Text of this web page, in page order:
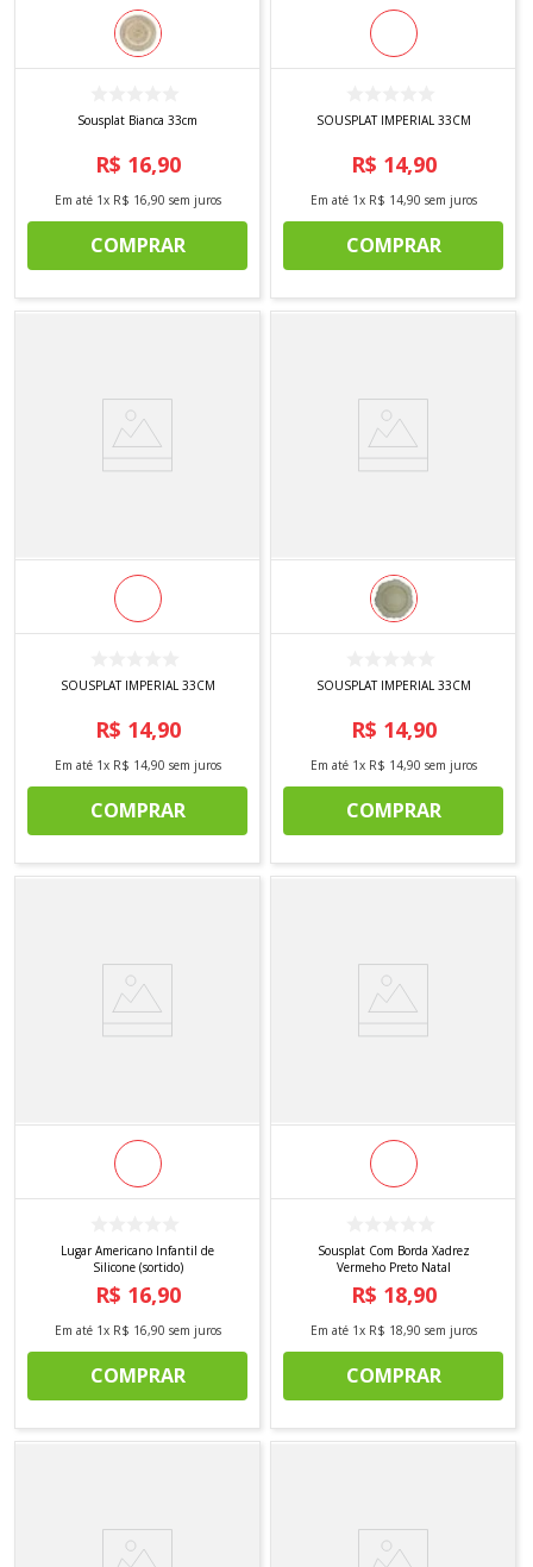
Sousplat Bianca 33cm
R$ 16,90
Em até 1x R$ 16,90 sem juros
COMPRAR
SOUSPLAT IMPERIAL 33CM
R$ 14,90
Em até 1x R$ 14,90 sem juros
COMPRAR
SOUSPLAT IMPERIAL 33CM
R$ 14,90
Em até 1x R$ 14,90 sem juros
COMPRAR
SOUSPLAT IMPERIAL 33CM
R$ 14,90
Em até 1x R$ 14,90 sem juros
COMPRAR
Lugar Americano Infantil de
Silicone (sortido)
R$ 16,90
Em até 1x R$ 16,90 sem juros
COMPRAR
Sousplat Com Borda Xadrez
Vermeho Preto Natal
R$ 18,90
Em até 1x R$ 18,90 sem juros
COMPRAR